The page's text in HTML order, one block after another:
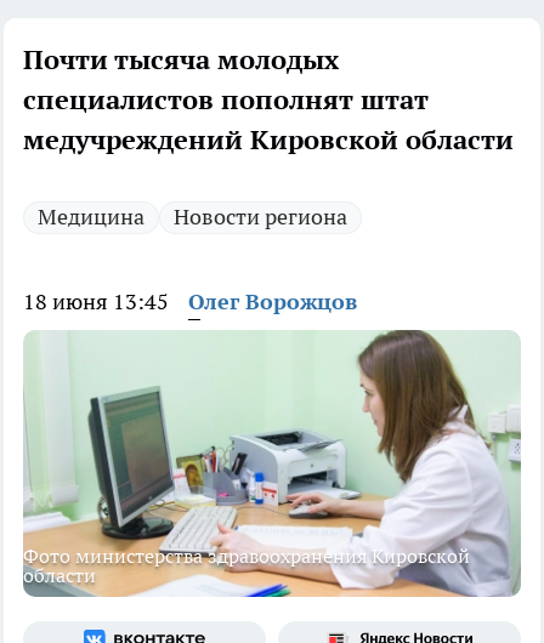
Почти тысяча молодых
специалистов пополнят штат
медучреждений Кировской области
Медицина Новости региона
18 июня 13:45 Олег Ворожцов
Фото министерства здравоохранения Кировской
области